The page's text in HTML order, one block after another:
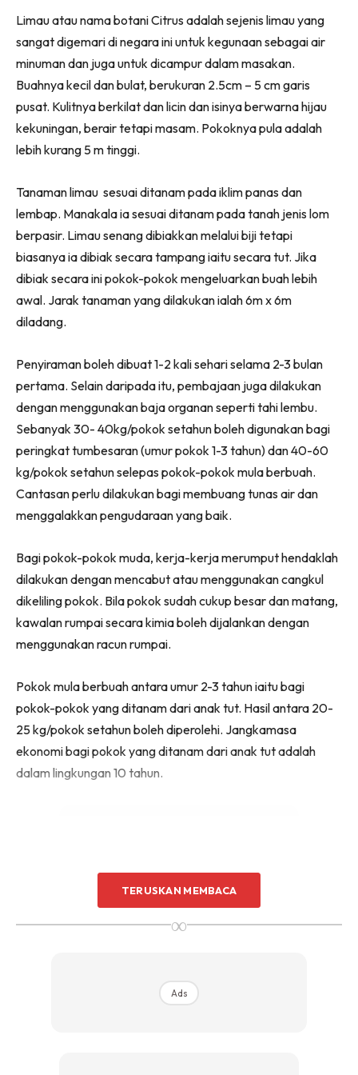
Ruang Tamu
Menarik Lagi
Casa Impiana
Hartanah
High Rise
Landed
Video
Beli Di Mana
Ilham Impiana 360
Ilham Impiana Inspirasi Selebriti
Impiana TV
Casa Impiana
Impiana MakeOver
Lahar Dekor
Tip Impiana
Hub Ideaktiv
Sentuhan Midas penuh kemewahan dan elegant
untuk kediaman anda.
Rahsia dari IMPIANA, download sekarang di
(Twitter)
Limau atau nama botani Citrus adalah sejenis limau yang
sangat digemari di negara ini untuk kegunaan sebagai air
minuman dan juga untuk dicampur dalam masakan.
Buahnya kecil dan bulat, berukuran 2.5cm – 5 cm garis
pusat. Kulitnya berkilat dan licin dan isinya berwarna hijau
kekuningan, berair tetapi masam. Pokoknya pula adalah
lebih kurang 5 m tinggi.
Tanaman limau sesuai ditanam pada iklim panas dan
lembap. Manakala ia sesuai ditanam pada tanah jenis lom
berpasir. Limau senang dibiakkan melalui biji tetapi
biasanya ia dibiak secara tampang iaitu secara tut. Jika
dibiak secara ini pokok-pokok mengeluarkan buah lebih
awal. Jarak tanaman yang dilakukan ialah 6m x 6m
diladang.
Penyiraman boleh dibuat 1-2 kali sehari selama 2-3 bulan
pertama. Selain daripada itu, pembajaan juga dilakukan
dengan menggunakan baja organan seperti tahi lembu.
Sebanyak 30- 40kg/pokok setahun boleh digunakan bagi
peringkat tumbesaran (umur pokok 1-3 tahun) dan 40-60
kg/pokok setahun selepas pokok-pokok mula berbuah.
Cantasan perlu dilakukan bagi membuang tunas air dan
menggalakkan pengudaraan yang baik.
Bagi pokok-pokok muda, kerja-kerja merumput hendaklah
dilakukan dengan mencabut atau menggunakan cangkul
dikeliling pokok. Bila pokok sudah cukup besar dan matang,
kawalan rumpai secara kimia boleh dijalankan dengan
menggunakan racun rumpai.
Pokok mula berbuah antara umur 2-3 tahun iaitu bagi
pokok-pokok yang ditanam dari anak tut. Hasil antara 20-
25 kg/pokok setahun boleh diperolehi. Jangkamasa
ekonomi bagi pokok yang ditanam dari anak tut adalah
dalam lingkungan 10 tahun.
TERUSKAN MEMBACA
∞
Ads